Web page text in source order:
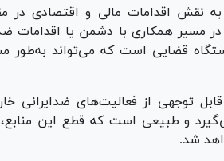
به نقش اقدامات مالی و اقتصادی در
مسیر همکاری با دشمن یا اقدامات ضد
دستگاه قضایی است که می‌تواند به‌طور
توجهی از فعالیت‌های ضدایرانی
و طبیعی است که قطع این
شد.